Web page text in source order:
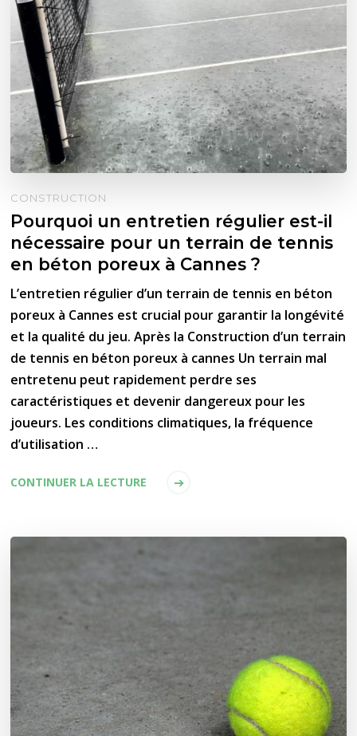
CONSTRUCTION
Pourquoi un entretien régulier est-il
nécessaire pour un terrain de tennis
en béton poreux à Cannes ?
L’entretien régulier d’un terrain de tennis en béton
poreux à Cannes est crucial pour garantir la longévité
et la qualité du jeu. Après la Construction d’un terrain
de tennis en béton poreux à cannes Un terrain mal
entretenu peut rapidement perdre ses
caractéristiques et devenir dangereux pour les
joueurs. Les conditions climatiques, la fréquence
d’utilisation …
CONTINUER LA LECTURE